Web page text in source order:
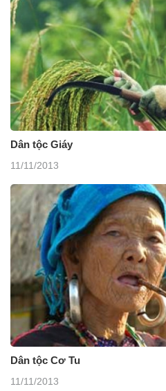
Dân tộc Giáy
11/11/2013
Dân tộc Cơ Tu
11/11/2013